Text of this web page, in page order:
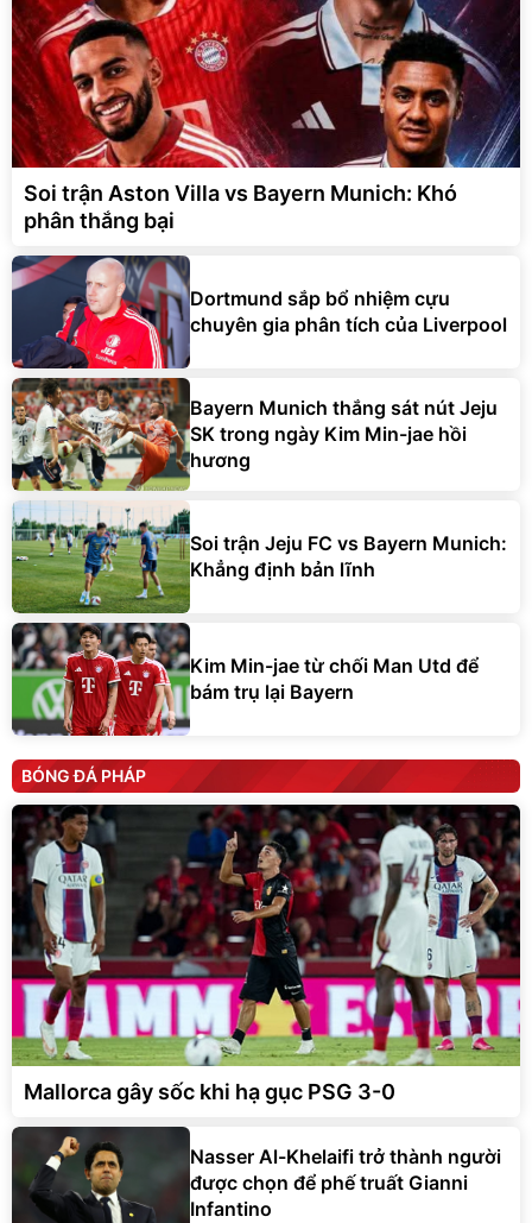
Soi trận Aston Villa vs Bayern Munich: Khó
phân thắng bại
Dortmund sắp bổ nhiệm cựu
chuyên gia phân tích của Liverpool
Bayern Munich thắng sát nút Jeju
SK trong ngày Kim Min-jae hồi
hương
Soi trận Jeju FC vs Bayern Munich:
Khẳng định bản lĩnh
Kim Min-jae từ chối Man Utd để
bám trụ lại Bayern
BÓNG ĐÁ PHÁP
Mallorca gây sốc khi hạ gục PSG 3-0
Nasser Al-Khelaifi trở thành người
được chọn để phế truất Gianni
Infantino